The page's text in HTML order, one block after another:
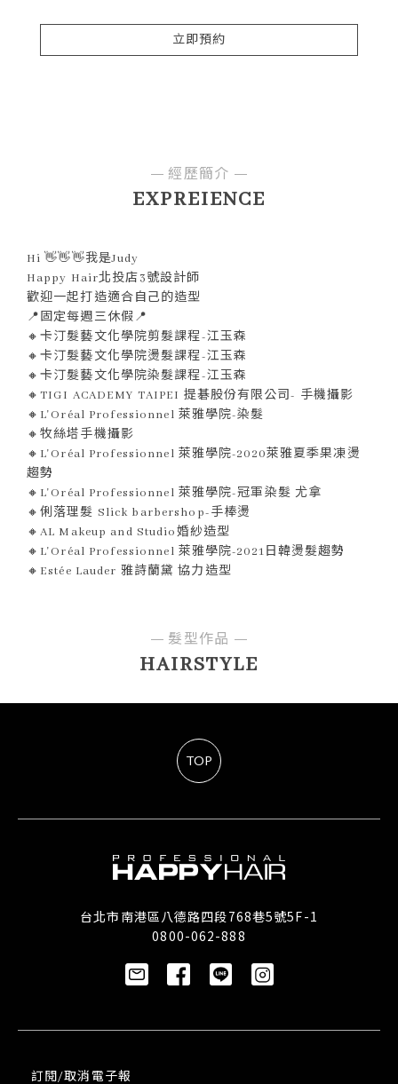
立即預約
EXPREIENCE
經歷簡介
Hi 👋👋👋我是Judy
Happy Hair北投店3號設計師
歡迎一起打造適合自己的造型
📍固定每週三休假📍
🔸卡汀髮藝文化學院剪髮課程-江玉森
🔸卡汀髮藝文化學院燙髮課程-江玉森
🔸卡汀髮藝文化學院染髮課程-江玉森
🔸TIGI ACADEMY TAIPEI 提碁股份有限公司- 手機攝影
🔸L'Oréal Professionnel 萊雅學院-染髮
🔸牧絲塔手機攝影
🔸L'Oréal Professionnel 萊雅學院-2020萊雅夏季果凍燙
趨勢
🔸L'Oréal Professionnel 萊雅學院-冠軍染髮 尤拿
🔸俐落理髮 Slick barbershop-手棒燙
🔸AL Makeup and Studio婚紗造型
🔸L'Oréal Professionnel 萊雅學院-2021日韓燙髮趨勢
🔸Estée Lauder 雅詩蘭黛 協力造型
HAIRSTYLE
髮型作品
TOP
台北市南港區八德路四段768巷5號5F-1
0800-062-888
訂閱/取消電子報